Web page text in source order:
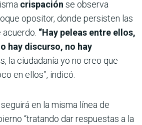
crispación se observa
opositor, donde persisten las
“Hay peleas entre ellos,
hay discurso, no hay
la ciudadanía yo no creo que
en ellos”, indicó.
en la misma línea de
“tratando dar respuestas a la